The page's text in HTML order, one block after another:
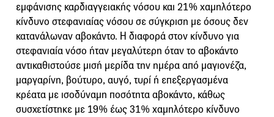
εμφάνισης καρδιαγγειακής νόσου και 21% χαμηλότερο
κίνδυνο στεφανιαίας νόσου σε σύγκριση με όσους δεν
κατανάλωναν αβοκάντο. Η διαφορά στον κίνδυνο για
στεφανιαία νόσο ήταν μεγαλύτερη όταν το αβοκάντο
αντικαθιστούσε μισή μερίδα την ημέρα από μαγιονέζα,
μαργαρίνη, βούτυρο, αυγό, τυρί ή επεξεργασμένα
κρέατα με ισοδύναμη ποσότητα αβοκάντο, κάθως
συσχετίστηκε με 19% έως 31% χαμηλότερο κίνδυνο